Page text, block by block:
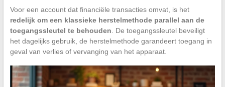
Voor een account dat financiële transacties omvat, is het
redelijk om een klassieke herstelmethode parallel aan de
toegangssleutel te behouden . De toegangssleutel beveiligt
het dagelijks gebruik, de herstelmethode garandeert toegang in
geval van verlies of vervanging van het apparaat.